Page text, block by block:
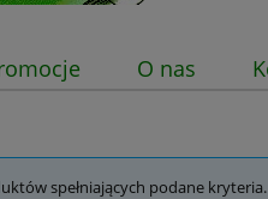
O nas
spełniających podane kryteria.